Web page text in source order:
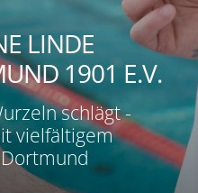
LINDE
1901 E.V.
schlägt -
vielfältigem